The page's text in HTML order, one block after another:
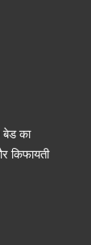
का
किफायती